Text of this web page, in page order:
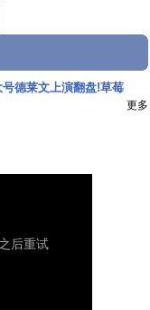
德莱文上演翻盘!草莓
更多